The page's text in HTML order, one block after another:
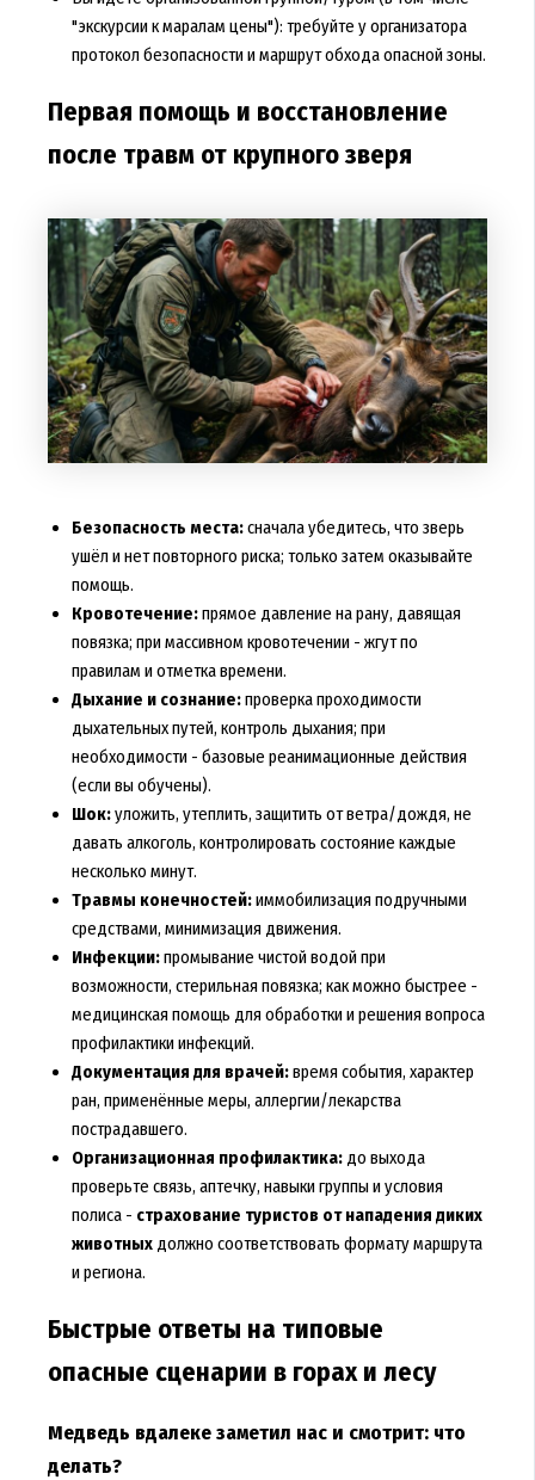
"экскурсии к маралам цены"): требуйте у организатора
протокол безопасности и маршрут обхода опасной зоны.
Первая помощь и восстановление
после травм от крупного зверя
Безопасность места:сначала убедитесь, что зверь
ушёл и нет повторного риска; только затем оказывайте
помощь.
Кровотечение:прямое давление на рану, давящая
повязка; при массивном кровотечении - жгут по
правилам и отметка времени.
Дыхание и сознание:проверка проходимости
дыхательных путей, контроль дыхания; при
необходимости - базовые реанимационные действия
(если вы обучены).
Шок:уложить, утеплить, защитить от ветра/дождя, не
давать алкоголь, контролировать состояние каждые
несколько минут.
Травмы конечностей:иммобилизация подручными
средствами, минимизация движения.
Инфекции:промывание чистой водой при
возможности, стерильная повязка; как можно быстрее -
медицинская помощь для обработки и решения вопроса
профилактики инфекций.
Документация для врачей:время события, характер
ран, применённые меры, аллергии/лекарства
пострадавшего.
Организационная профилактика:до выхода
проверьте связь, аптечку, навыки группы и условия
полиса - страхование туристов от нападения диких
животныхдолжно соответствовать формату маршрута
и региона.
Быстрые ответы на типовые
опасные сценарии в горах и лесу
Медведь вдалеке заметил нас и смотрит: что
делать?